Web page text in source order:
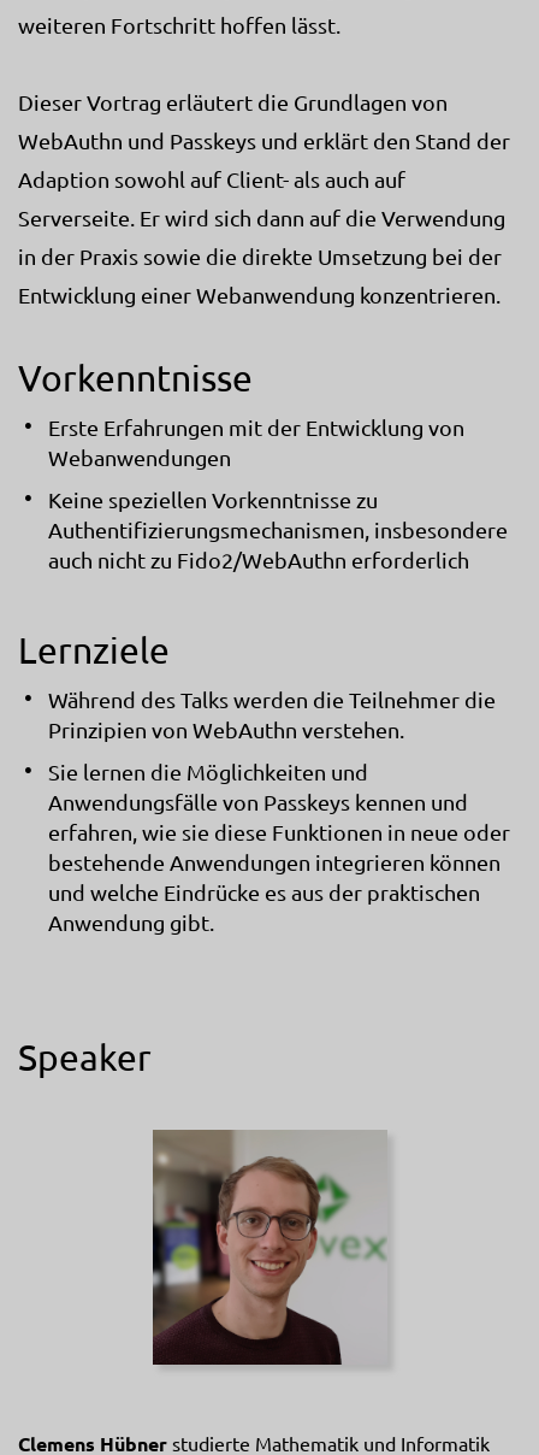
weiteren Fortschritt hoffen lässt.
Dieser Vortrag erläutert die Grundlagen von
WebAuthn und Passkeys und erklärt den Stand der
Adaption sowohl auf Client- als auch auf
Serverseite. Er wird sich dann auf die Verwendung
in der Praxis sowie die direkte Umsetzung bei der
Entwicklung einer Webanwendung konzentrieren.
Vorkenntnisse
Erste Erfahrungen mit der Entwicklung von
Webanwendungen
Keine speziellen Vorkenntnisse zu
Authentifizierungsmechanismen, insbesondere
auch nicht zu Fido2/WebAuthn erforderlich
Lernziele
Während des Talks werden die Teilnehmer die
Prinzipien von WebAuthn verstehen.
Sie lernen die Möglichkeiten und
Anwendungsfälle von Passkeys kennen und
erfahren, wie sie diese Funktionen in neue oder
bestehende Anwendungen integrieren können
und welche Eindrücke es aus der praktischen
Anwendung gibt.
Speaker
Clemens Hübner studierte Mathematik und Informatik